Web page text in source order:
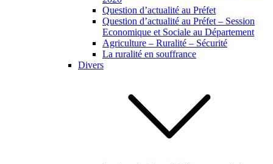
Question d’actualité au Préfet
Question d’actualité au Préfet – Session
Economique et Sociale au Département
Agriculture – Ruralité – Sécurité
La ruralité en souffrance
Divers